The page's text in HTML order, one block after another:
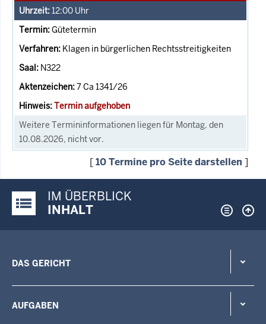
12:00 Uhr
Gütetermin
Klagen in bürgerlichen Rechtsstreitigkeiten
N322
7 Ca 1341/26
Termin aufgehoben
Weitere Termininformationen liegen für Montag, den
10.08.2026, nicht vor.
[10 Termine pro Seite darstellen ]
Justiz-Portal im Überblick:
IM ÜBERBLICK
INHALT
DAS GERICHT
AUFGABEN